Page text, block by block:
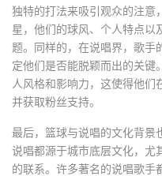
独特的打法来吸引观众的注意
星，他们的球风、个人特点以
题。同样的，在说唱界，歌手
定他们是否能脱颖而出的关键
人风格和影响力，这使得他
并获取粉丝支持。
最后，篮球与说唱的文化背景
说唱都源于城市底层文化，尤
的联系。许多著名的说唱歌手